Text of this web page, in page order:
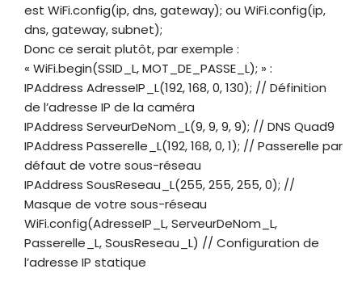
est WiFi.config(ip, dns, gateway); ou WiFi.config(ip,
dns, gateway, subnet);
Donc ce serait plutôt, par exemple :
« WiFi.begin(SSID_L, MOT_DE_PASSE_L); » :
IPAddress AdresseIP_L(192, 168, 0, 130); // Définition
de l’adresse IP de la caméra
IPAddress ServeurDeNom_L(9, 9, 9, 9); // DNS Quad9
IPAddress Passerelle_L(192, 168, 0, 1); // Passerelle par
défaut de votre sous-réseau
IPAddress SousReseau_L(255, 255, 255, 0); //
Masque de votre sous-réseau
WiFi.config(AdresseIP_L, ServeurDeNom_L,
Passerelle_L, SousReseau_L) // Configuration de
l’adresse IP statique